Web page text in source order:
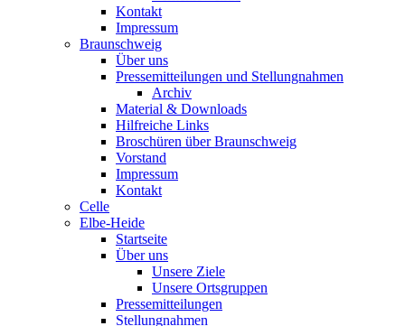
Kontakt
Impressum
Braunschweig
Über uns
Pressemitteilungen und Stellungnahmen
Archiv
Material & Downloads
Hilfreiche Links
Broschüren über Braunschweig
Vorstand
Impressum
Kontakt
Celle
Elbe-Heide
Startseite
Über uns
Unsere Ziele
Unsere Ortsgruppen
Pressemitteilungen
Stellungnahmen